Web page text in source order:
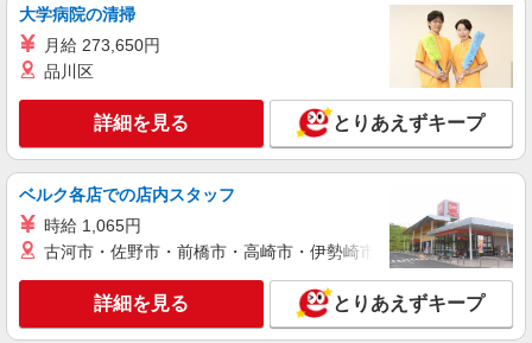
ライフ南台店（店舗コード640）
時給1,235円以上
ライフ南台店 東京都中野区南台2-51-7
キープ
パート
レジ
時給1,235円以上
大学病院の清掃
月給 273,650円
品川区
詳細を見る とりあえずキープ
ベルク各店での店内スタッフ
時給 1,065円
古河市・佐野市・前橋市・高崎市・伊勢崎市・太田市・館林市
詳細を見る とりあえずキープ